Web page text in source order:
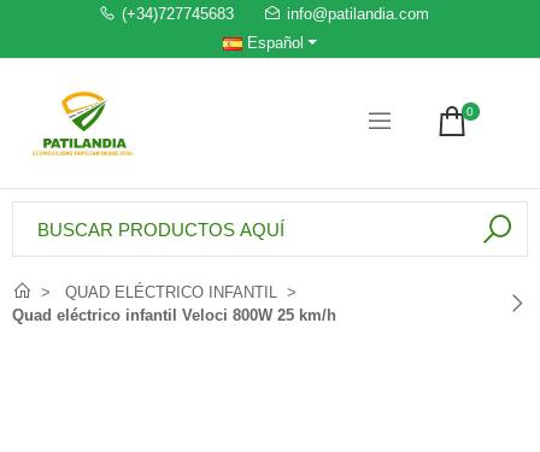
(+34)727745683
info@patilandia.com
Español
0
QUAD ELÉCTRICO INFANTIL
Quad eléctrico infantil Veloci 800W 25 km/h